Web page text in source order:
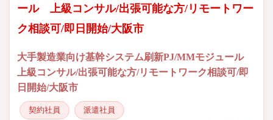
ール 上級コンサル/出張可能な方/リモートワー
ク相談可/即日開始/大阪市
大手製造業向け基幹システム刷新PJ/MMモジュール
上級コンサル/出張可能な方/リモートワーク相談可/即
日開始/大阪市
契約社員
派遣社員